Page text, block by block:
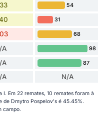
54
31
68
A 98
A 87
A N/A
Em 22 remates, 10 remates foram à
de Dmytro Pospelov's é 45.45%.
campo.